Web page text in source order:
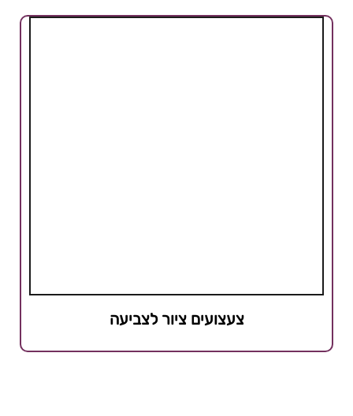
צעצועים ציור לצביעה